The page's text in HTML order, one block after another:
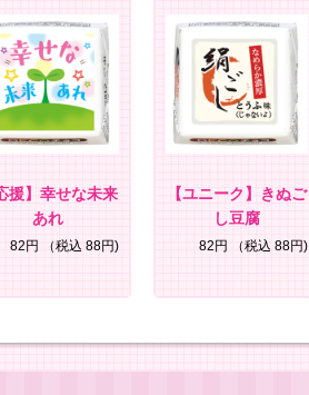
援】幸せな未来
あれ
82円 （税込 88円)
【ユニーク】きぬご
し豆腐
82円 （税込 88円)